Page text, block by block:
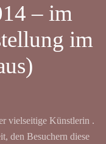
– im
im
vielseitige Künstlerin .
den Besuchern diese